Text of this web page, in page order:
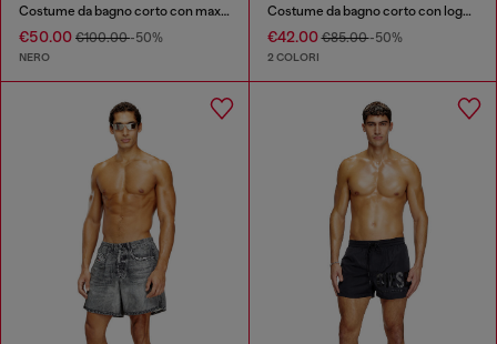
Costume da bagno corto con maxi logo
€50.00 €100.00-50%
NERO
Costume da bagno corto con logo all-over
€42.00€85.00-50%
2 COLORI